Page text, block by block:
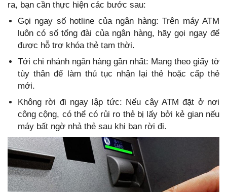
ra, bạn cần thực hiện các bước sau:
Gọi ngay số hotline của ngân hàng: Trên máy ATM
luôn có số tổng đài của ngân hàng, hãy gọi ngay để
được hỗ trợ khóa thẻ tạm thời.
Tới chi nhánh ngân hàng gần nhất: Mang theo giấy tờ
tùy thân để làm thủ tục nhận lại thẻ hoặc cấp thẻ
mới.
Không rời đi ngay lập tức: Nếu cây ATM đặt ở nơi
công cộng, có thể có rủi ro thẻ bị lấy bởi kẻ gian nếu
máy bất ngờ nhả thẻ sau khi bạn rời đi.